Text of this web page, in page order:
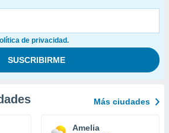
de privacidad.
Más ciudades
Amelia